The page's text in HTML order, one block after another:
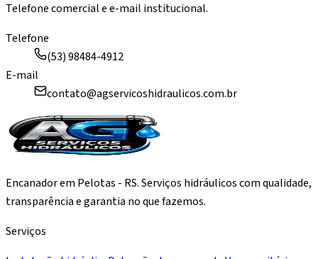
Telefone comercial e e-mail institucional.
Telefone
(53) 98484-4912
E-mail
contato@agservicoshidraulicos.com.br
Encanador em Pelotas - RS. Serviços hidráulicos com qualidade,
transparência e garantia no que fazemos.
Serviços